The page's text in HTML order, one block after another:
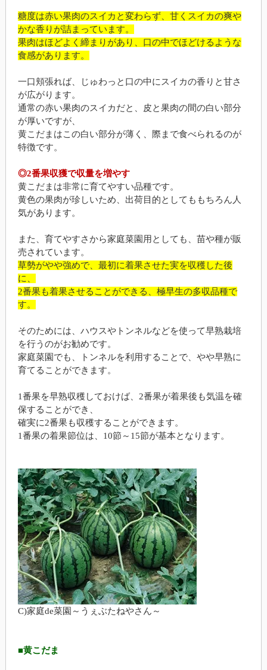
糖度は赤い果肉のスイカと変わらず、甘くスイカの爽や
かな香りが詰まっています。
果肉はほどよく締まりがあり、口の中でほどけるような
食感があります。
一口頬張れば、じゅわっと口の中にスイカの香りと甘さ
が広がります。
通常の赤い果肉のスイカだと、皮と果肉の間の白い部分
が厚いですが、
黄こだまはこの白い部分が薄く、際まで食べられるのが
特徴です。
◎2番果収獲で収量を増やす
黄こだまは非常に育てやすい品種です。
黄色の果肉が珍しいため、出荷目的としてももちろん人
気があります。
また、育てやすさから家庭菜園用としても、苗や種が販
売されています。
草勢がやや強めで、最初に着果させた実を収穫した後
に、
2番果も着果させることができる、極早生の多収品種で
す。
そのためには、ハウスやトンネルなどを使って早熟栽培
を行うのがお勧めです。
家庭菜園でも、トンネルを利用することで、やや早熟に
育てることができます。
1番果を早熟収穫しておけば、2番果が着果後も気温を確
保することができ、
確実に2番果も収穫することができます。
1番果の着果節位は、10節～15節が基本となります。
C)家庭de菜園～うぇぶたねやさん～
■黄こだま